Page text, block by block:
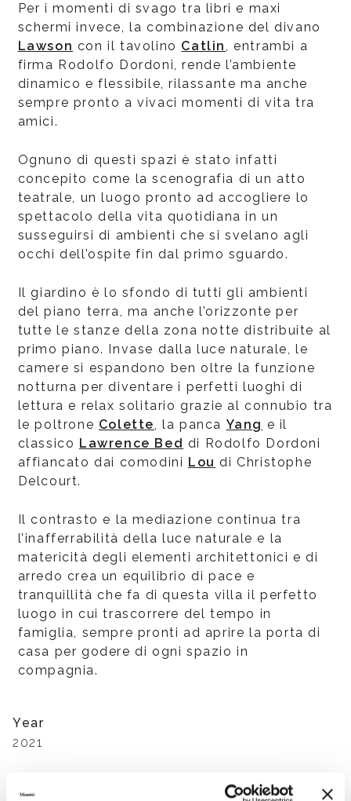
Per i momenti di svago tra libri e maxi
schermi invece, la combinazione del divano
Lawson con il tavolino Catlin, entrambi a
firma Rodolfo Dordoni, rende l’ambiente
dinamico e flessibile, rilassante ma anche
sempre pronto a vivaci momenti di vita tra
amici.
Ognuno di questi spazi è stato infatti
concepito come la scenografia di un atto
teatrale, un luogo pronto ad accogliere lo
spettacolo della vita quotidiana in un
susseguirsi di ambienti che si svelano agli
occhi dell’ospite fin dal primo sguardo.
Il giardino è lo sfondo di tutti gli ambienti
del piano terra, ma anche l’orizzonte per
tutte le stanze della zona notte distribuite al
primo piano. Invase dalla luce naturale, le
camere si espandono ben oltre la funzione
notturna per diventare i perfetti luoghi di
lettura e relax solitario grazie al connubio tra
le poltrone Colette, la panca Yang e il
classico Lawrence Bed di Rodolfo Dordoni
affiancato dai comodini Lou di Christophe
Delcourt.
Il contrasto e la mediazione continua tra
l’inafferrabilità della luce naturale e la
matericità degli elementi architettonici e di
arredo crea un equilibrio di pace e
tranquillità che fa di questa villa il perfetto
luogo in cui trascorrere del tempo in
famiglia, sempre pronti ad aprire la porta di
casa per godere di ogni spazio in
compagnia.
Year
2021
Architectural/Interior Design Project